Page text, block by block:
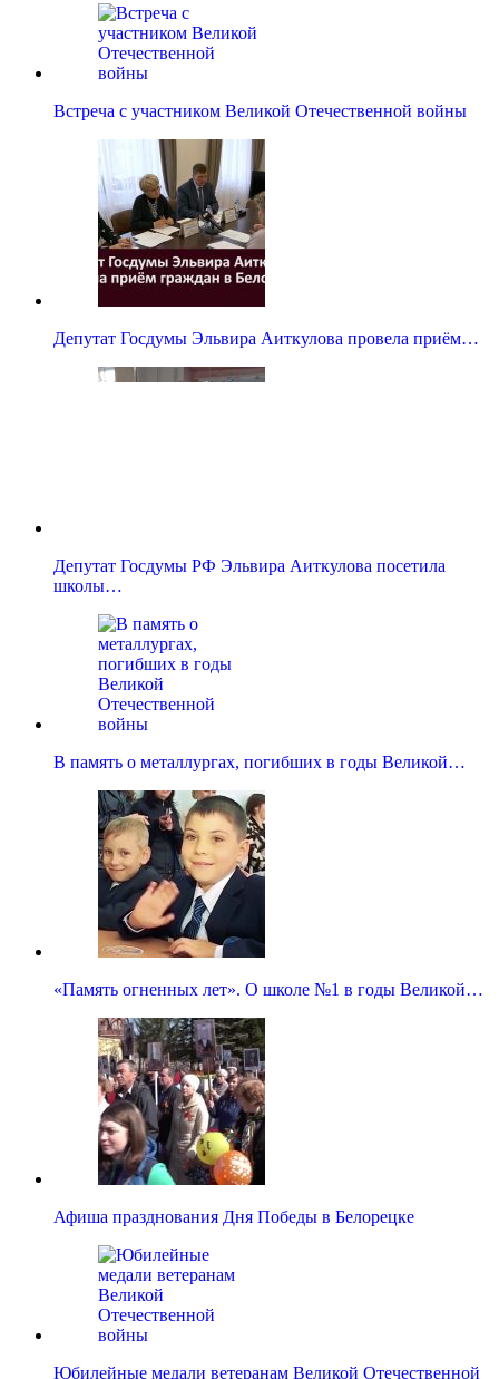
Встреча с участником Великой Отечественной войны
Депутат Госдумы Эльвира Аиткулова провела приём…
Депутат Госдумы РФ Эльвира Аиткулова посетила
школы…
В память о металлургах, погибших в годы Великой…
«Память огненных лет». О школе №1 в годы Великой…
Афиша празднования Дня Победы в Белорецке
Юбилейные медали ветеранам Великой Отечественной